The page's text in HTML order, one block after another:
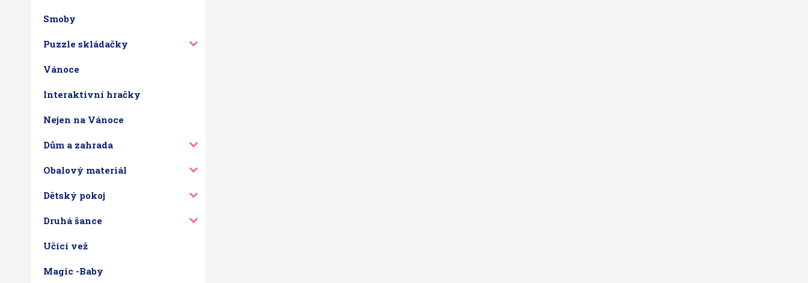
Smoby
Puzzle skládačky
Vánoce
Interaktivní hračky
Nejen na Vánoce
Dům a zahrada
Obalový materiál
Dětský pokoj
Druhá šance
Učící vež
Magic -Baby